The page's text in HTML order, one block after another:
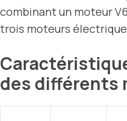
combinant un moteur
trois moteurs
des différents